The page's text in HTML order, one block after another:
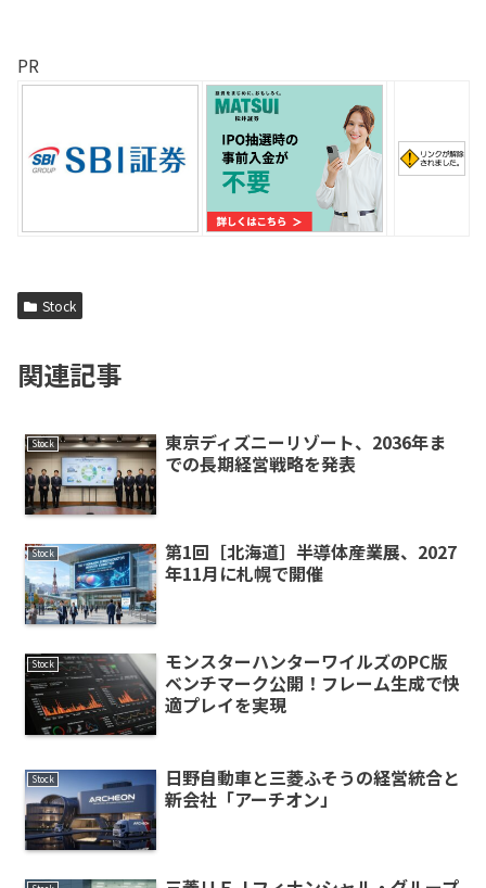
PR
Stock
関連記事
Stock
東京ディズニーリゾート、2036年ま
での長期経営戦略を発表
Stock
第1回［北海道］半導体産業展、2027
年11月に札幌で開催
Stock
モンスターハンターワイルズのPC版
ベンチマーク公開！フレーム生成で快
適プレイを実現
Stock
日野自動車と三菱ふそうの経営統合と
新会社「アーチオン」